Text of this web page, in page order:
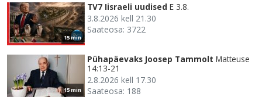
15 min
TV7 Iisraeli uudised E 3.8.
3.8.2026 kell 21.30
Saateosa: 3722
15 min
Pühapäevaks Joosep Tammolt Matteuse
14:13-21
2.8.2026 kell 17.30
Saateosa: 188